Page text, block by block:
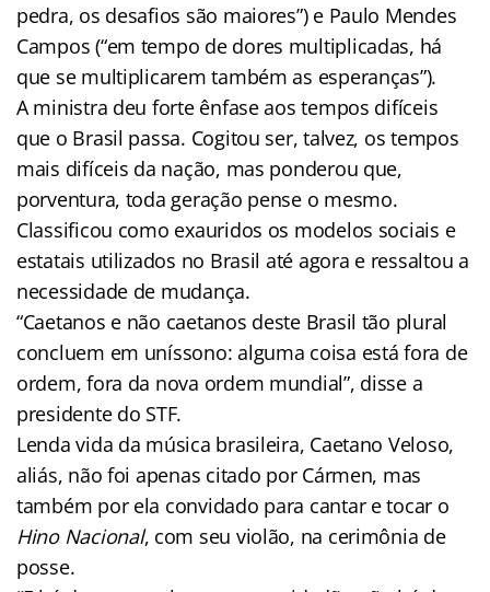
pedra, os desafios são maiores”) e Paulo Mendes
Campos (“em tempo de dores multiplicadas, há
que se multiplicarem também as esperanças”).
A ministra deu forte ênfase aos tempos difíceis
que o Brasil passa. Cogitou ser, talvez, os tempos
mais difíceis da nação, mas ponderou que,
porventura, toda geração pense o mesmo.
Classificou como exauridos os modelos sociais e
estatais utilizados no Brasil até agora e ressaltou a
necessidade de mudança.
“Caetanos e não caetanos deste Brasil tão plural
concluem em uníssono: alguma coisa está fora de
ordem, fora da nova ordem mundial”, disse a
presidente do STF.
Lenda vida da música brasileira, Caetano Veloso,
aliás, não foi apenas citado por Cármen, mas
também por ela convidado para cantar e tocar o
Hino Nacional, com seu violão, na cerimônia de
posse.